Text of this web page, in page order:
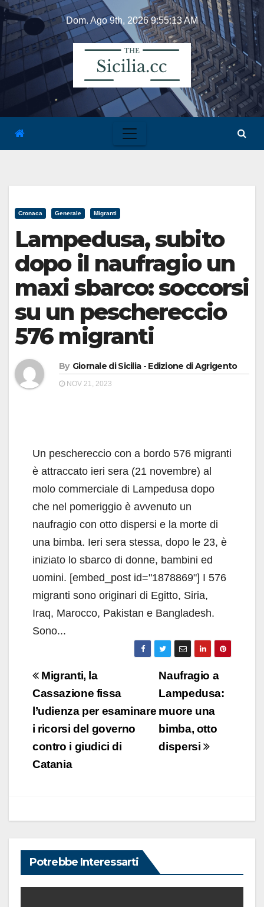
Skip
content
Dom. Ago 9th, 20269:55:13 AM
Cronaca Generale Migranti
Lampedusa, subito
dopo il naufragio un
maxi sbarco: soccorsi
su un peschereccio
576 migranti
By Giornale di Sicilia - Edizione di Agrigento
NOV 21, 2023
Un peschereccio con a bordo 576 migranti
è attraccato ieri sera (21 novembre) al
molo commerciale di Lampedusa dopo
che nel pomeriggio è avvenuto un
naufragio con otto dispersi e la morte di
una bimba. Ieri sera stessa, dopo le 23, è
iniziato lo sbarco di donne, bambini ed
uomini. [embed_post id="1878869"] I 576
migranti sono originari di Egitto, Siria,
Iraq, Marocco, Pakistan e Bangladesh.
Sono...
Navigazione
articoli
Naufragio a
Lampedusa:
muore una
bimba, otto
dispersi
Migranti, la
Cassazione fissa
l’udienza per esaminare
i ricorsi del governo
contro i giudici di
Catania
Potrebbe Interessarti